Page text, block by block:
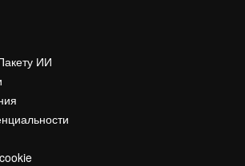
ИИ